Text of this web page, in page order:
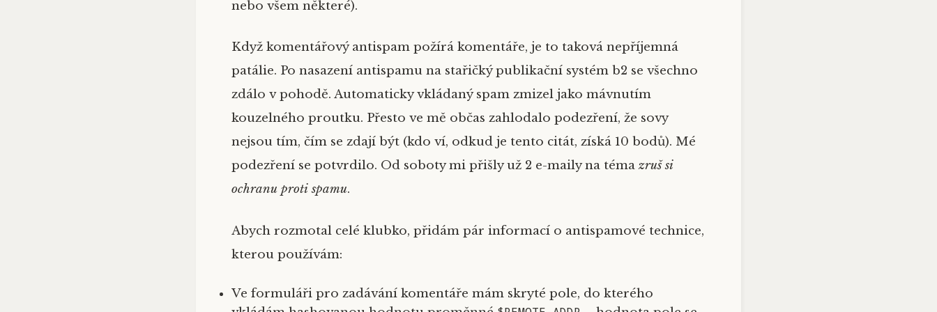
nebo všem některé).
Když komentářový antispam požírá komentáře, je to taková nepříjemná
patálie. Po nasazení antispamu na stařičký publikační systém b2 se všechno
zdálo v pohodě. Automaticky vkládaný spam zmizel jako mávnutím
kouzelného proutku. Přesto ve mě občas zahlodalo podezření, že sovy
nejsou tím, čím se zdají být (kdo ví, odkud je tento citát, získá 10 bodů). Mé
podezření se potvrdilo. Od soboty mi přišly už 2 e-maily na téma zruš si
ochranu proti spamu.
Abych rozmotal celé klubko, přidám pár informací o antispamové technice,
kterou používám:
Ve formuláři pro zadávání komentáře mám skryté pole, do kterého